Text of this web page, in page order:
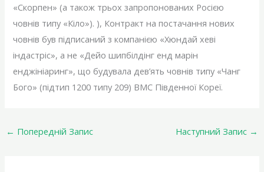
«Скорпен» (а також трьох запропонованих Росією
човнів типу «Кіло»). ), Контракт на постачання нових
човнів був підписаний з компанією «Хюндай хеві
індастріс», а не «Дейо шипбілдінг енд марін
енджініаринг», що будувала дев’ять човнів типу «Чанг
Бого» (підтип 1200 типу 209) ВМС Південної Кореї.
← Попередній Запис Наступний Запис →